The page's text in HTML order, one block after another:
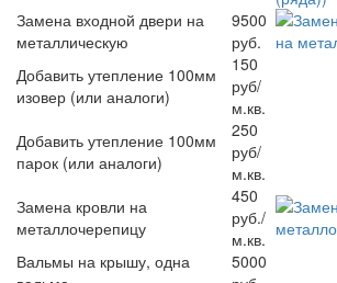
Замена входной двери на
металлическую
9500
руб.
Добавить утепление 100мм
изовер (или аналоги)
150
руб/
м.кв.
Добавить утепление 100мм
парок (или аналоги)
250
руб/
м.кв.
Замена кровли на
металлочерепицу
450
руб./
м.кв.
Вальмы на крышу, одна
5000